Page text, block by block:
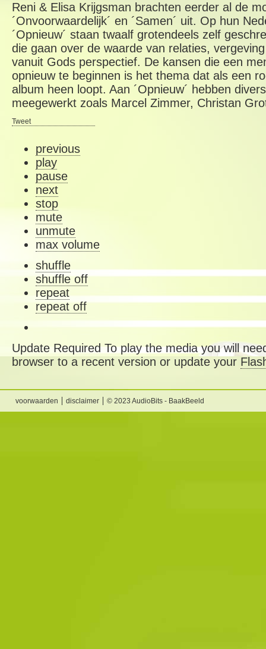
Reni & Elisa Krijgsman brachten eerder al de
´Onvoorwaardelijk´ en ´Samen´ uit. Op hun
´Opnieuw´ staan twaalf grotendeels zelf
die gaan over de waarde van relaties,
vanuit Gods perspectief. De kansen die een
opnieuw te beginnen is het thema dat als een
album heen loopt. Aan ´Opnieuw´ hebben
meegewerkt zoals Marcel Zimmer, Christan
Tweet
previous
play
pause
next
stop
mute
unmute
max volume
shuffle
shuffle off
repeat
repeat off
Update RequiredTo play the media you will
browser to a recent version or update your
voorwaarden disclaimer © 2023 AudioBits - BaakBeeld